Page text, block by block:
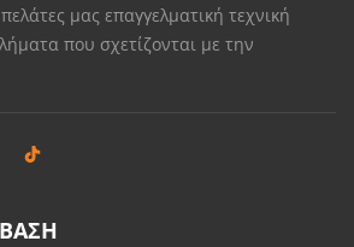
μας επαγγελματική τεχνική
που σχετίζονται με την